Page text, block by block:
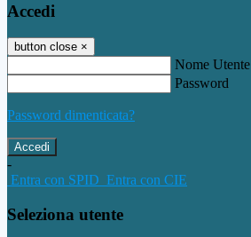
Accedi
button close ×
Nome Utente
Password
Password dimenticata?
-
Entra con SPID Entra con CIE
Seleziona utente